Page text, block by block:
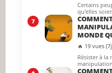
Certains
qu'elles
7
MONDE
🔥 19 vues
Résister à